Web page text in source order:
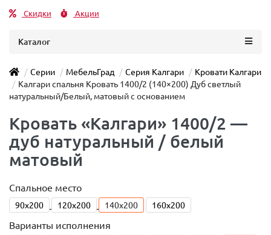
Скидки Акции
Каталог
Серии МебельГрад Серия Калгари
Кровати Калгари
Калгари спальня Кровать 1400/2 (140×200) Дуб светлый
натуральный/Белый, матовый с основанием
Кровать «Калгари» 1400/2 —
дуб натуральный / белый
матовый
Спальное место
90x200 120x200 140x200 160x200
Варианты исполнения